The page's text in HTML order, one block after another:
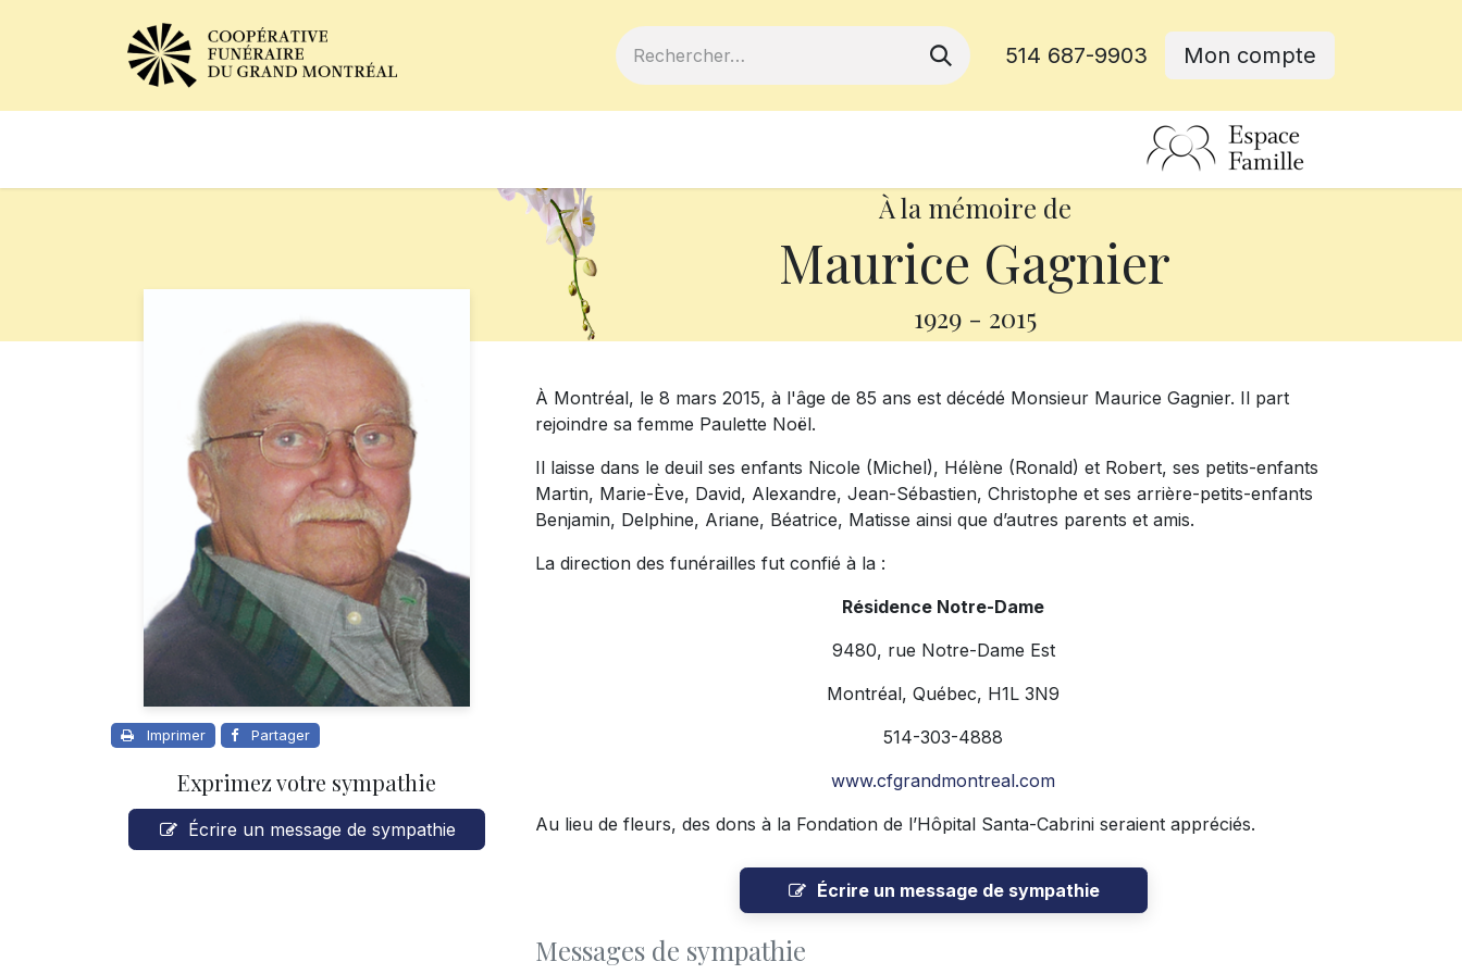
514 687-9903 Mon compte
À la mémoire de
Maurice Gagnier
1929 - 2015
Imprimer Partager
Exprimez votre sympathie
Écrire un message de sympathie
À Montréal, le 8 mars 2015, à l'âge de 85 ans est décédé Monsieur Maurice Gagnier. Il part
rejoindre sa femme Paulette Noël.
Il laisse dans le deuil ses enfants Nicole (Michel), Hélène (Ronald) et Robert, ses petits-enfants
Martin, Marie-Ève, David, Alexandre, Jean-Sébastien, Christophe et ses arrière-petits-enfants
Benjamin, Delphine, Ariane, Béatrice, Matisse ainsi que d’autres parents et amis.
La direction des funérailles fut confié à la :
Résidence Notre-Dame
9480, rue Notre-Dame Est
Montréal, Québec, H1L 3N9
514-303-4888
www.cfgrandmontreal.com
Au lieu de fleurs, des dons à la Fondation de l’Hôpital Santa-Cabrini seraient appréciés.
Écrire un message de sympathie
Messages de sympathie